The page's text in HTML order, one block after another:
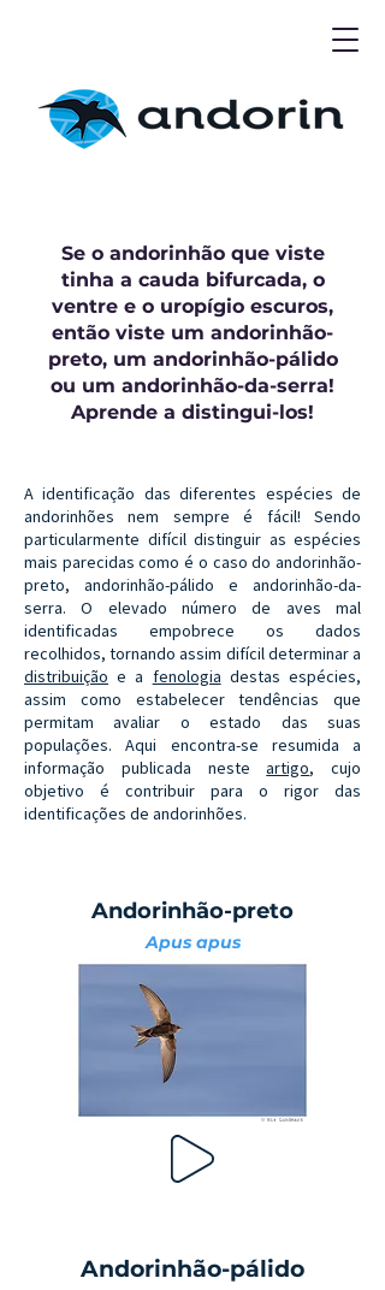
Se o andorinhão que viste
tinha a cauda bifurcada, o
ventre e o uropígio escuros,
então viste um andorinhão-
preto, um andorinhão-pálido
ou um andorinhão-da-serra!
Aprende a distingui-los!
A identificação das diferentes espécies de
andorinhões nem sempre é fácil! Sendo
particularmente difícil distinguir as espécies
mais parecidas como é o caso do andorinhão-
preto, andorinhão-pálido e andorinhão-da-
serra. O elevado número de aves mal
identificadas empobrece os dados
recolhidos, tornando assim difícil determinar a
distribuição e a fenologia destas espécies,
assim como estabelecer tendências que
permitam avaliar o estado das suas
populações. Aqui encontra-se resumida a
informação publicada nesteartigo, cujo
objetivo é contribuir para o rigor das
identificações de andorinhões.
Andorinhão-preto
Apus apus
Andorinhão-pálido